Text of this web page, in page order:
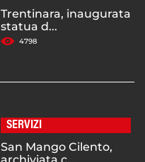
Trentinara, inaugurata
statua d...
4798
SERVIZI
San Mango Cilento,